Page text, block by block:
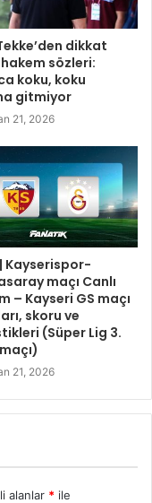
dikkat
sözleri:
koku, koku
gitmiyor
21, 2026
| Kayserispor-
maçı Canlı
– Kayseri GS maçı
skoru ve
(Süper Lig 3.
21, 2026
alanlar * ile